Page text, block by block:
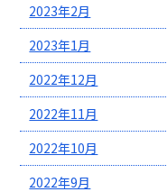
2023年2月
2023年1月
2022年12月
2022年11月
2022年10月
2022年9月